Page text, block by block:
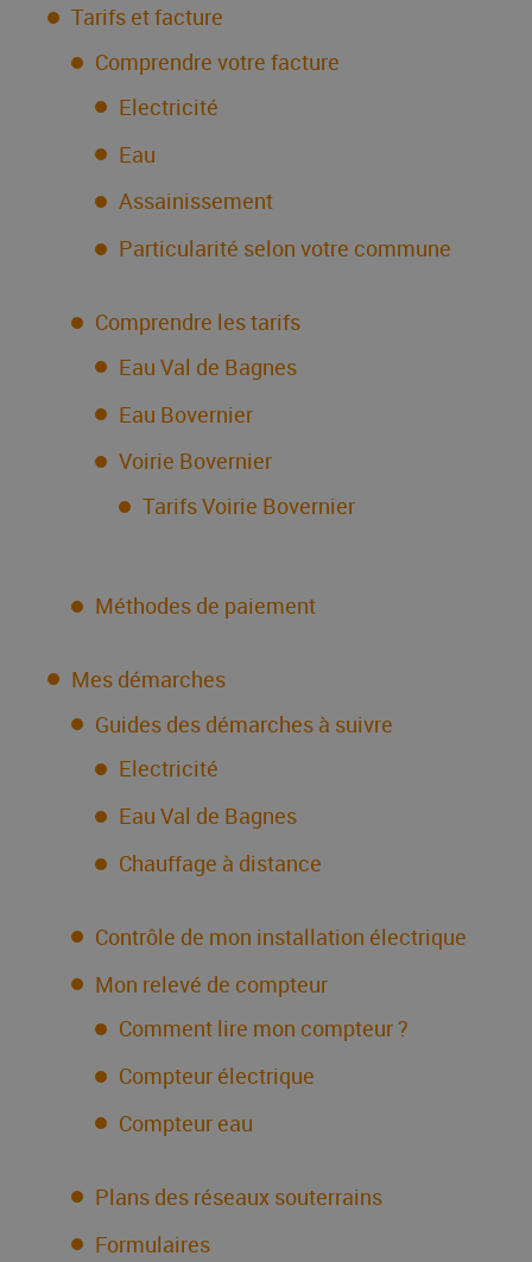
Tarifs et facture
Comprendre votre facture
Electricité
Eau
Assainissement
Particularité selon votre commune
Comprendre les tarifs
Eau Val de Bagnes
Eau Bovernier
Voirie Bovernier
Tarifs Voirie Bovernier
Méthodes de paiement
Mes démarches
Guides des démarches à suivre
Electricité
Eau Val de Bagnes
Chauffage à distance
Contrôle de mon installation électrique
Mon relevé de compteur
Comment lire mon compteur ?
Compteur électrique
Compteur eau
Plans des réseaux souterrains
Formulaires